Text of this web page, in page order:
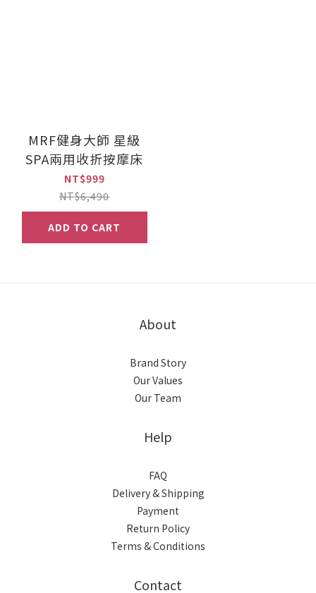
MRF健身大師 星級
SPA兩用收折按摩床
NT$999
NT$6,490
ADD TO CART
About
Brand Story
Our Values
Our Team
Help
FAQ
Delivery & Shipping
Payment
Return Policy
Terms & Conditions
Contact